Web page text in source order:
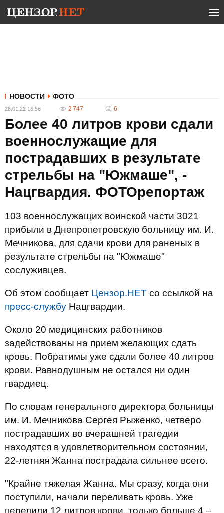
НОВОСТИ ФОТО
28.01.22 16:56 2 747 6
Более 40 литров крови сдали
военнослужащие для
пострадавших в результате
стрельбы на "Южмаше", -
Нацгвардия. ФОТОрепортаж
103 военнослужащих воинской части 3021
прибыли в Днепропетровскую больницу им. И.
Мечникова, для сдачи крови для раненых в
результате стрельбы на "Южмаше"
сослуживцев.
Об этом сообщает Цензор.НЕТ со ссылкой на
пресс-службу Нацгвардии.
Около 20 медицинских работников
задействованы на прием желающих сдать
кровь. Побратимы уже сдали более 40 литров
крови. Равнодушным не остался ни один
гвардиец.
По словам генерального директора больницы
им. И. Мечникова Сергея Рыженко, четверо
пострадавших во вчерашней трагедии
находятся в удовлетворительном состоянии,
22-летняя Жанна пострадала сильнее всего.
"Крайне тяжелая Жанна. Мы сразу, когда они
поступили, начали переливать кровь. Уже
перелили 12 литров крови, только больше 4 –